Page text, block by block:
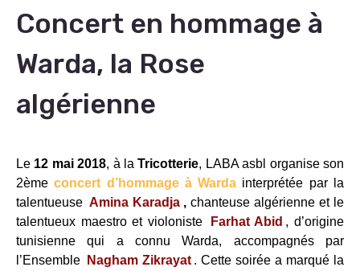
Concert en hommage à
Warda, la Rose
algérienne
Le 12 mai 2018, à laTricotterie, LABA asbl organise son
2èmeconcert d’hommage à Warda interprétée par la
talentueuse Amina Karadja ,chanteuse algérienne et le
talentueux maestro et violoniste
Farhat Abid , d’origine
tunisienne qui a connu Warda, accompagnés par
l’Ensemble
Nagham Zikrayat . Cette soirée a marqué la